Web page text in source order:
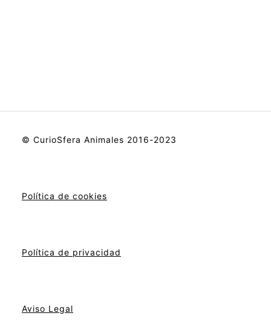
© CurioSfera Animales 2016-2023
Política de cookies
Política de privacidad
Aviso Legal